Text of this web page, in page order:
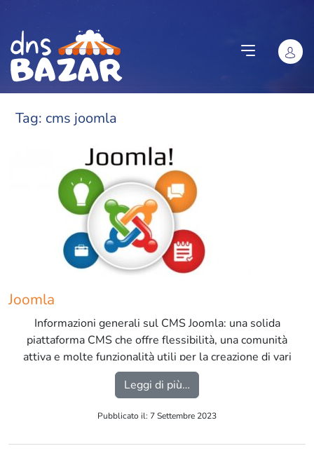
Vai al contenuto
Tag: cms joomla
Joomla
Informazioni generali sul CMS Joomla: una solida
piattaforma CMS che offre flessibilità, una comunità
attiva e molte funzionalità utili per la creazione di vari
tipi di siti web. […]
Leggi di più…
Pubblicato il: 7 Settembre 2023